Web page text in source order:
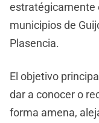
estratégicamente
municipios de
Plasencia.
El objetivo
dar a conocer o
forma amena,